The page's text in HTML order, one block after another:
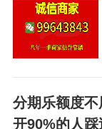
分期乐额度
开90%的人踩